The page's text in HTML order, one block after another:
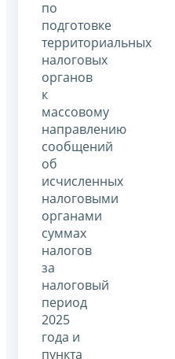
по
подготовке
территориальных
налоговых
органов
к
массовому
направлению
сообщений
об
исчисленных
налоговыми
органами
суммах
налогов
за
налоговый
период
2025
года и
пункта